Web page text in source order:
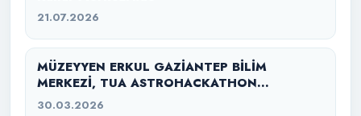
21.07.2026
MÜZEYYEN ERKUL GAZİANTEP BİLİM
MERKEZİ, TUA ASTROHACKATHON
GAZİANTEP 2026’YA EV SAHİPLİĞİ YAPTI
30.03.2026